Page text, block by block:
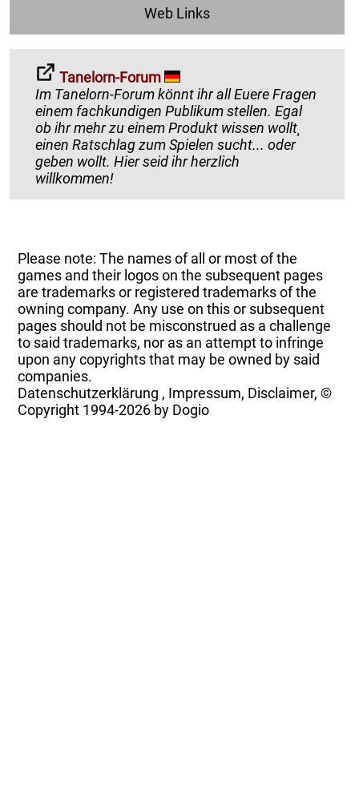
Web Links
Tanelorn-Forum
Im Tanelorn-Forum könnt ihr all Euere Fragen
einem fachkundigen Publikum stellen. Egal
ob ihr mehr zu einem Produkt wissen wollt¸
einen Ratschlag zum Spielen sucht... oder
geben wollt. Hier seid ihr herzlich
willkommen!
Please note: The names of all or most of the
games and their logos on the subsequent pages
are trademarks or registered trademarks of the
owning company. Any use on this or subsequent
pages should not be misconstrued as a challenge
to said trademarks, nor as an attempt to infringe
upon any copyrights that may be owned by said
companies.
Datenschutzerklärung , Impressum, Disclaimer, ©
Copyright 1994-2026 by Dogio